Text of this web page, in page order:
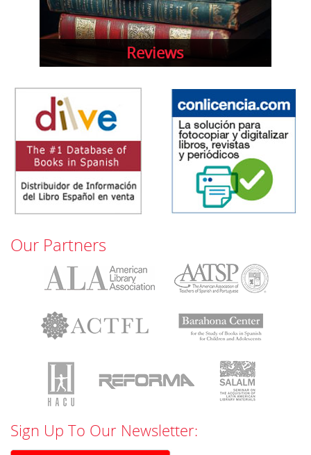
Reviews
Our Partners
Sign Up To Our Newsletter: